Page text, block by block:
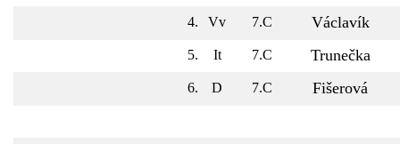
4. Vv 7.C Václavík
5. It 7.C Trunečka
6. D 7.C Fišerová